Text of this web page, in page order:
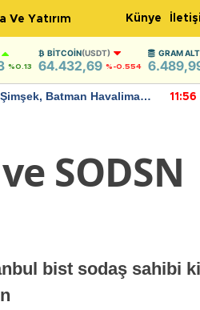
Ve Yatırım Künye
%0.13
BITCOIN(USDT)
64.432,69 %-0.554
GRAM
Batman Havalimanı
11:56
SODSN
bist sodaş sahibi